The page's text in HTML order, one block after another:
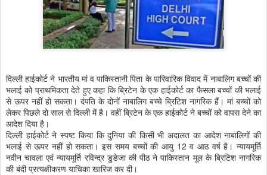
दिल्ली हाईकोर्ट ने भारतीय मां व पाकिस्तानी पिता के पारिवारिक विवाद में नाबालिग बच्चों की
भलाई को प्राथमिकता देते हुए कहा कि ब्रिटेन के एक हाईकोर्ट का फैसला बच्चों की भलाई
से ऊपर नहीं हो सकता। दंपति के दोनों नाबालिग बच्चे ब्रिटिश नागरिक हैं। मां बच्चों को
लेकर पिछले दो साल से दिल्ली में है। वहीं ब्रिटेन के एक हाईकोर्ट ने बच्चों को वापस देने का
आदेश दिया है।
दिल्ली हाईकोर्ट ने स्पष्ट किया कि दुनिया की किसी भी अदालत का आदेश नाबालिगों की
भलाई से ऊपर नहीं हो सकता। इस समय बच्चों की आयु 12 व आठ वर्ष है। न्यायमूर्ति
नवीन चावला एवं न्यायमूर्ति रविन्द्र डुडेजा की पीठ ने पाकिस्तान मूल के ब्रिटिश नागरिक
की बंदी प्रत्यक्षीकरण याचिका खारिज कर दी।